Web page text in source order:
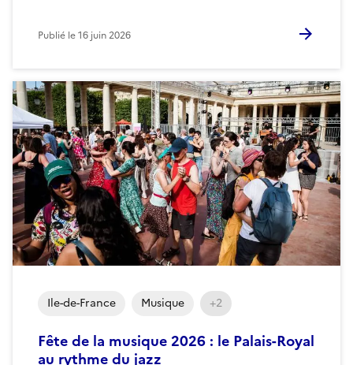
Publié le16 juin 2026
Fête de la musique 2026 : le Palais-Royal
au rythme du jazz
Ile-de-France Musique +2